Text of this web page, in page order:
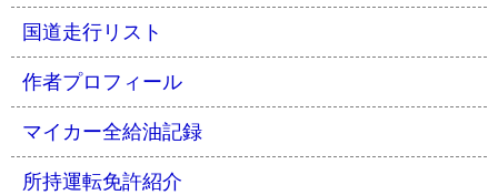
国道走行リスト
作者プロフィール
マイカー全給油記録
所持運転免許紹介